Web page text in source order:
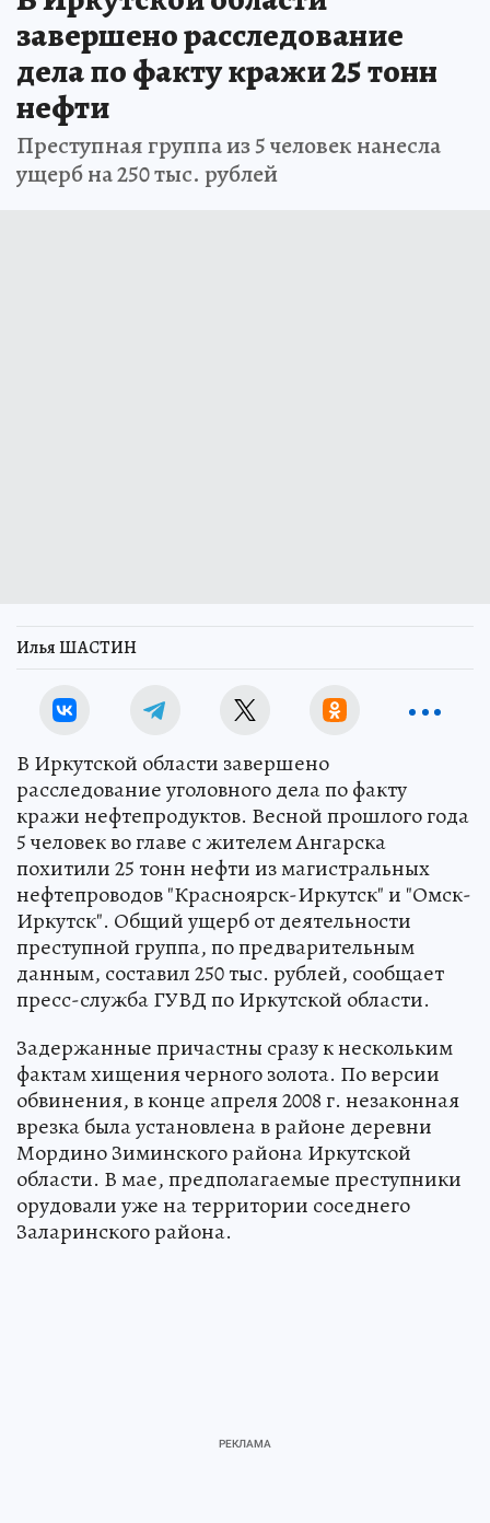
завершено расследование
дела по факту кражи 25 тонн
нефти
Преступная группа из 5 человек нанесла
ущерб на 250 тыс. рублей
Илья ШАСТИН
В Иркутской области завершено
расследование уголовного дела по факту
кражи нефтепродуктов. Весной прошлого года
5 человек во главе с жителем Ангарска
похитили 25 тонн нефти из магистральных
нефтепроводов "Красноярск-Иркутск" и "Омск-
Иркутск". Общий ущерб от деятельности
преступной группа, по предварительным
данным, составил 250 тыс. рублей, сообщает
пресс-служба ГУВД по Иркутской области.
Задержанные причастны сразу к нескольким
фактам хищения черного золота. По версии
обвинения, в конце апреля 2008 г. незаконная
врезка была установлена в районе деревни
Мордино Зиминского района Иркутской
области. В мае, предполагаемые преступники
орудовали уже на территории соседнего
Заларинского района.